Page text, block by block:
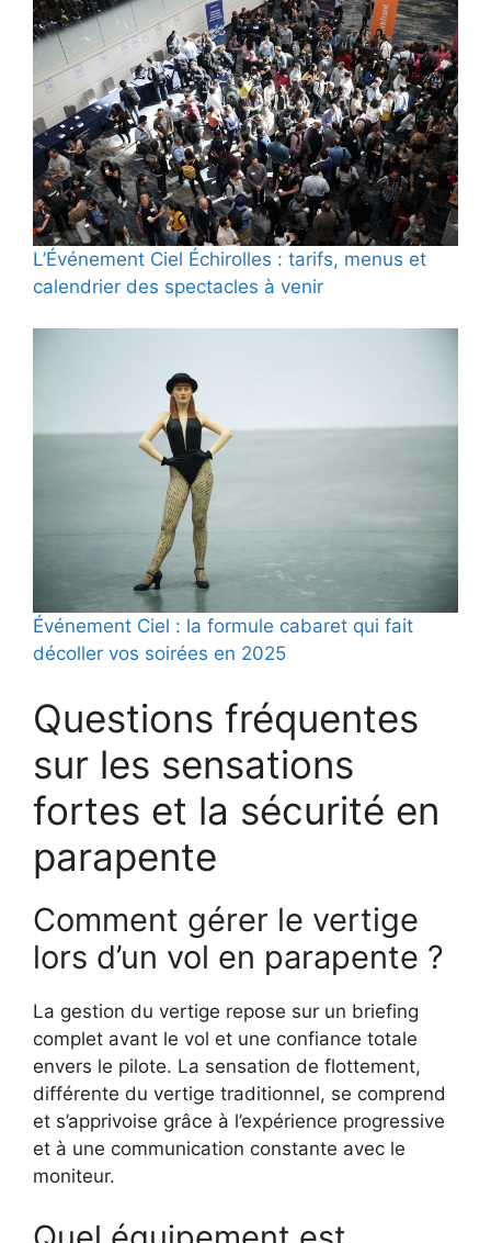
L’Événement Ciel Échirolles : tarifs, menus et
calendrier des spectacles à venir
Événement Ciel : la formule cabaret qui fait
décoller vos soirées en 2025
Questions fréquentes
sur les sensations
fortes et la sécurité en
parapente
Comment gérer le vertige
lors d’un vol en parapente ?
La gestion du vertige repose sur un briefing
complet avant le vol et une confiance totale
envers le pilote. La sensation de flottement,
différente du vertige traditionnel, se comprend
et s’apprivoise grâce à l’expérience progressive
et à une communication constante avec le
moniteur.